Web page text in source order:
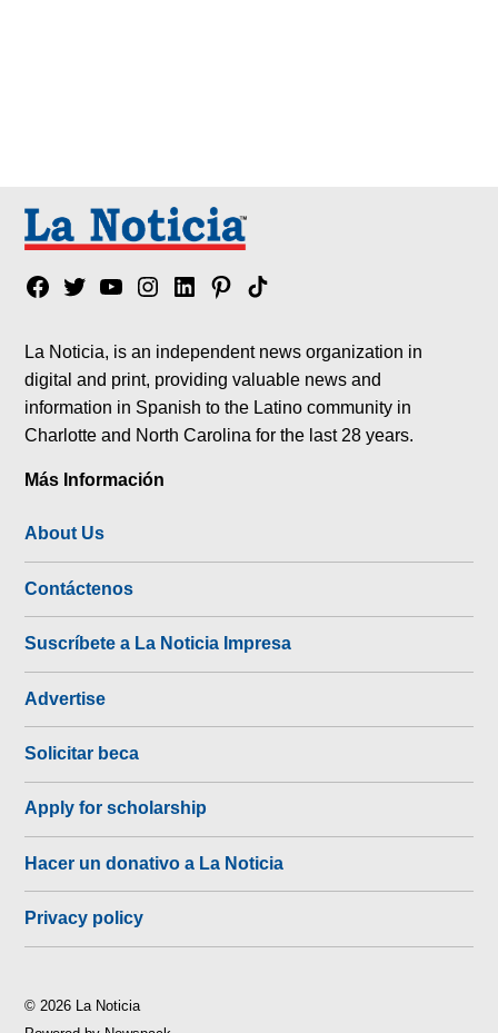
Facebook
TwitterYouTubeInstagram
LinkedinPinterest
Tik
La Noticia, is an independent news organization in
digital and print, providing valuable news and
information in Spanish to the Latino community in
Charlotte and North Carolina for the last 28 years.
Más Información
About Us
Contáctenos
Suscríbete a La Noticia Impresa
Advertise
Solicitar beca
Apply for scholarship
Hacer un donativo a La Noticia
Privacy policy
© 2026 La Noticia